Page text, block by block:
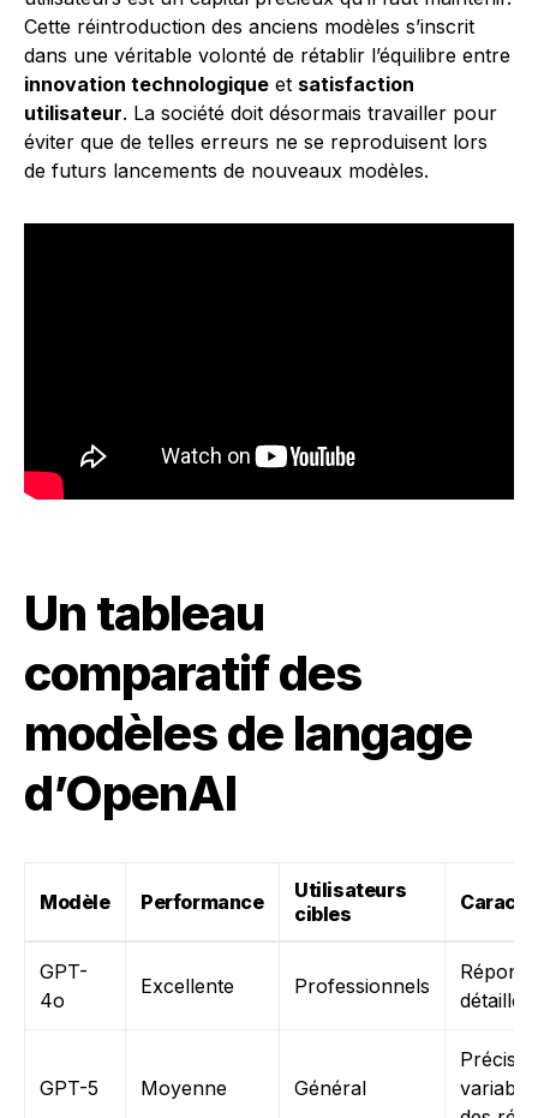
Cette réintroduction des anciens modèles s’inscrit
dans une véritable volonté de rétablir l’équilibre entre
innovation technologique et satisfaction
utilisateur. La société doit désormais travailler pour
éviter que de telles erreurs ne se reproduisent lors
de futurs lancements de nouveaux modèles.
Un tableau
comparatif des
modèles de langage
d’OpenAI
Modèle Performance
Utilisateurs
cibles
GPT-
4o
Excellente Professionnels
GPT-5 Moyenne Général